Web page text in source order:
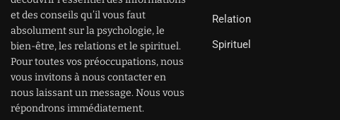
et des conseils qu’il vous faut
absolument sur la psychologie, le
bien-être, les relations et le spirituel.
Pour toutes vos préoccupations, nous
vous invitons à nous contacter en
nous laissant un message. Nous vous
répondrons immédiatement.
Relation
Spirituel